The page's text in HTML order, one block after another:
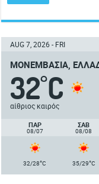
AUG 7, 2026 - FRI
ΜΟΝΕΜΒΑΣΙΆ,
32°C
αίθριος καιρός
ΠΑΡ
08/07
ΣΑΒ
08/08
32/28°C 35/29°C